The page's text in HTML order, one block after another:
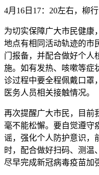
4月16日17：20左右，柳行
为切实保障广大市民健康
地点有相同活动轨迹的市
门报备，并配合做好个人
施。如有发热、咳嗽等症
诊过程中要全程佩戴口罩
医务人员相关接触情况。
再次提醒广大市民，目前
毫不能松懈。要自觉遵守
谣，强化个人防护意识，
时，配合做好扫码、测温
尽早完成新冠病毒疫苗加